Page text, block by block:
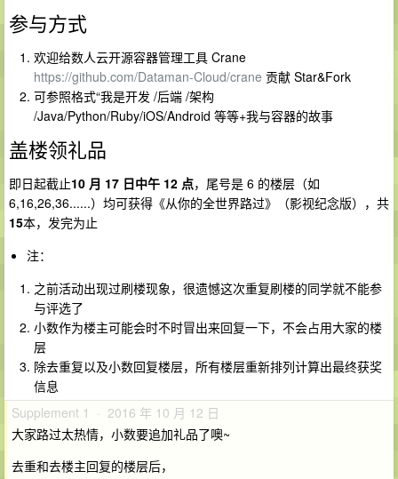
参与方式
欢迎给数人云开源容器管理工具 Crane
https://github.com/Dataman-Cloud/crane 贡献 Star&Fork
可参照格式“我是开发 /后端 /架构
/Java/Python/Ruby/iOS/Android 等等+我与容器的故事
盖楼领礼品
即日起截止10 月 17 日中午 12 点，尾号是 6 的楼层（如
6,16,26,36......）均可获得《从你的全世界路过》（影视纪念版），共
15本，发完为止
注：
之前活动出现过刷楼现象，很遗憾这次重复刷楼的同学就不能参
与评选了
小数作为楼主可能会时不时冒出来回复一下，不会占用大家的楼
层
除去重复以及小数回复楼层，所有楼层重新排列计算出最终获奖
信息
Supplement 1 · 2016 年 10 月 12 日
大家路过太热情，小数要追加礼品了噢~
去重和去楼主回复的楼层后，